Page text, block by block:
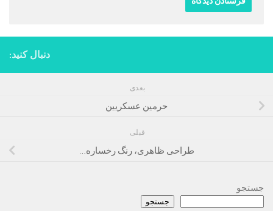
دنبال کنید:
بعدی
حرمین عسکریین
قبلی
طراحی ظاهری، رنگ رخساره…
جستجو
جستجو